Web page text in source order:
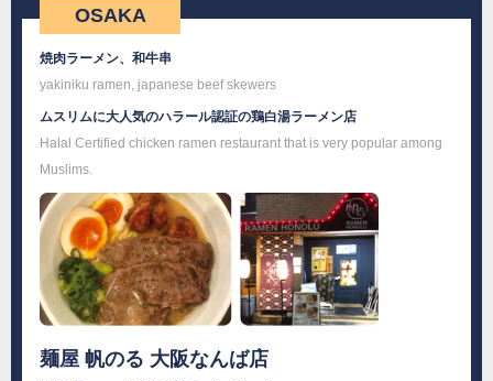
OSAKA
焼肉ラーメン、和牛串
yakiniku ramen, japanese beef skewers
ムスリムに大人気のハラール認証の鶏白湯ラーメン店
Halal Certified chicken ramen restaurant that is very popular among
Muslims.
麺屋 帆のる 大阪なんば店